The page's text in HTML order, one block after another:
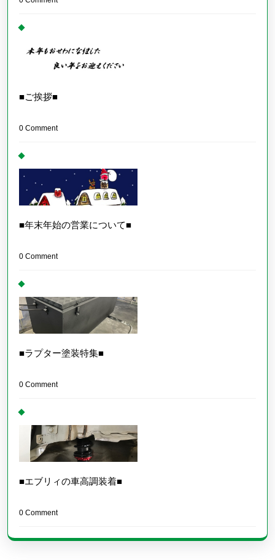
■ご挨拶■
0 Comment
■年末年始の営業について■
0 Comment
■ラプター塗装特集■
0 Comment
■エブリィの車高調装着■
0 Comment